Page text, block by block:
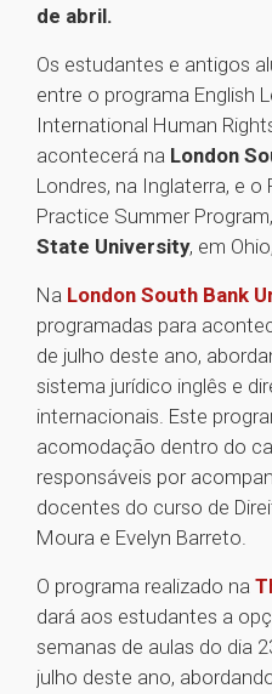
de abril.
Os estudantes e antigos
entre o programa English
International Human
acontecerá na London
Londres, na Inglaterra, e
Practice Summer
State University, em
Na London South Bank
programadas para
de julho deste ano,
sistema jurídico inglês e
internacionais. Este
acomodação dentro do
responsáveis por
docentes do curso de
Moura e Evelyn Barreto.
O programa realizado na
dará aos estudantes a
semanas de aulas do dia
julho deste ano,